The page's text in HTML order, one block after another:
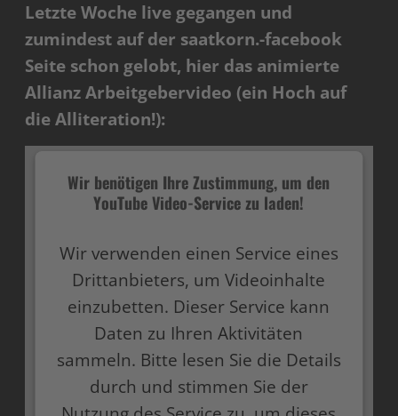
Letzte Woche live gegangen und
zumindest auf der saatkorn.-facebook
Seite schon gelobt, hier das animierte
Allianz Arbeitgebervideo (ein Hoch auf
die Alliteration!):
Wir benötigen Ihre Zustimmung, um den
YouTube Video-Service zu laden!
Wir verwenden einen Service eines
Drittanbieters, um Videoinhalte
einzubetten. Dieser Service kann
Daten zu Ihren Aktivitäten
sammeln. Bitte lesen Sie die Details
durch und stimmen Sie der